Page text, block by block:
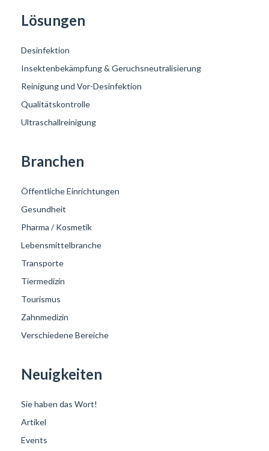
Lösungen
Desinfektion
Insektenbekämpfung & Geruchsneutralisierung
Reinigung und Vor-Desinfektion
Qualitätskontrolle
Ultraschallreinigung
Branchen
Öffentliche Einrichtungen
Gesundheit
Pharma / Kosmetik
Lebensmittelbranche
Transporte
Tiermedizin
Tourismus
Zahnmedizin
Verschiedene Bereiche
Neuigkeiten
Sie haben das Wort!
Artikel
Events